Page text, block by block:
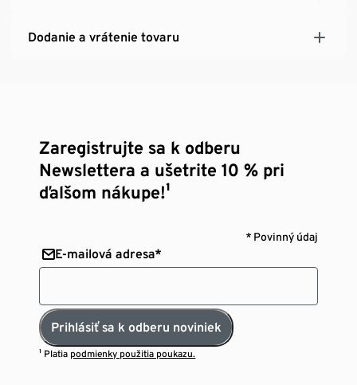
Dodanie a vrátenie tovaru
Zaregistrujte sa k odberu
Newslettera a ušetrite 10 % pri
ďalšom nákupe!¹
* Povinný údaj
E-mailová adresa*
Prihlásiť sa k odberu noviniek
¹ Platia podmienky použitia poukazu.